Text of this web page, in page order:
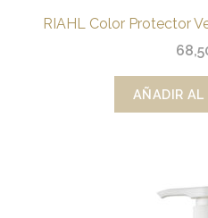
RIAHL Color Protector
AÑADIR AL